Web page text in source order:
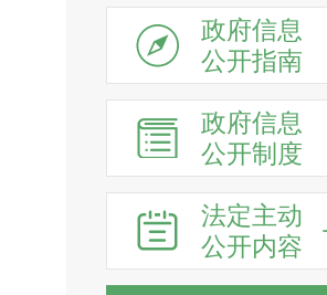
政府信息
公开指南
政府信息
公开制度
法定主动
公开内容